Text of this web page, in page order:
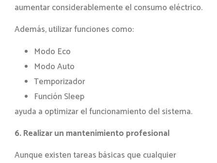
aumentar considerablemente el consumo eléctrico.
Además, utilizar funciones como:
Modo Eco
Modo Auto
Temporizador
Función Sleep
ayuda a optimizar el funcionamiento del sistema.
6. Realizar un mantenimiento profesional
Aunque existen tareas básicas que cualquier